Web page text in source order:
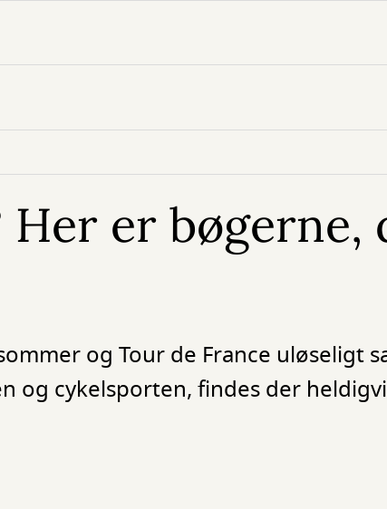
er bøgerne,
og Tour de France uløseligt
og cykelsporten, findes der